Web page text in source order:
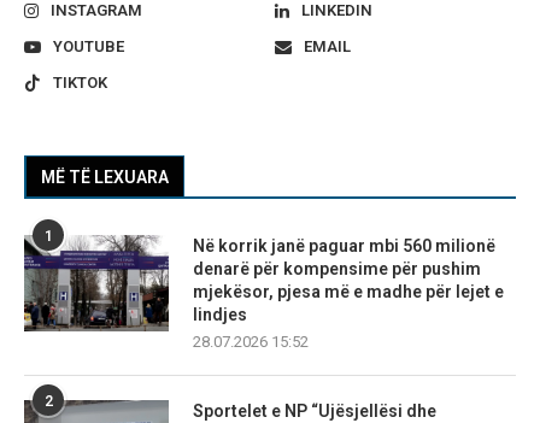
INSTAGRAM
LINKEDIN
YOUTUBE
EMAIL
TIKTOK
MË TË LEXUARA
1
Në korrik janë paguar mbi 560 milionë
denarë për kompensime për pushim
mjekësor, pjesa më e madhe për lejet e
lindjes
28.07.2026 15:52
2
Sportelet e NP “Ujësjellësi dhe